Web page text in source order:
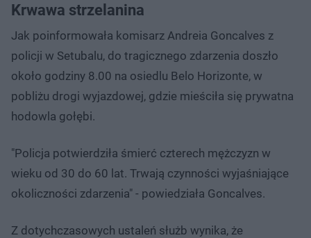
Krwawa strzelanina
Jak poinformowała komisarz Andreia Goncalves z
policji w Setubalu, do tragicznego zdarzenia doszło
około godziny 8.00 na osiedlu Belo Horizonte, w
pobliżu drogi wyjazdowej, gdzie mieściła się prywatna
hodowla gołębi.
"Policja potwierdziła śmierć czterech mężczyzn w
wieku od 30 do 60 lat. Trwają czynności wyjaśniające
okoliczności zdarzenia" - powiedziała Goncalves.
Z dotychczasowych ustaleń służb wynika, że